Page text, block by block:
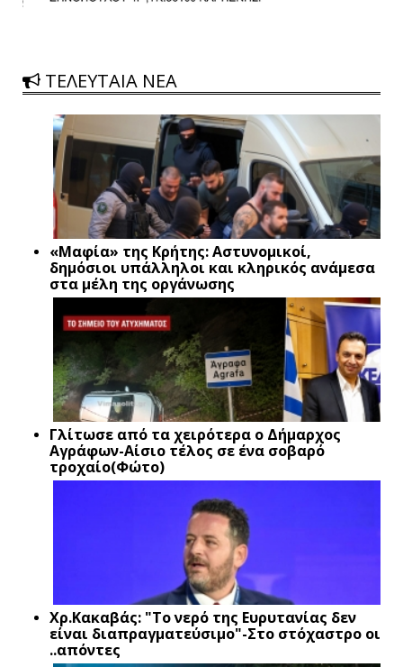
ΤΕΛΕΥΤΑΙΑ ΝΕΑ
«Μαφία» της Κρήτης: Αστυνομικοί,
δημόσιοι υπάλληλοι και κληρικός ανάμεσα
στα μέλη της οργάνωσης
Γλίτωσε από τα χειρότερα ο Δήμαρχος
Αγράφων-Αίσιο τέλος σε ένα σοβαρό
τροχαίο(Φώτο)
Xρ.Κακαβάς: "Το νερό της Ευρυτανίας δεν
είναι διαπραγματεύσιμο"-Στο στόχαστρο οι
..απόντες